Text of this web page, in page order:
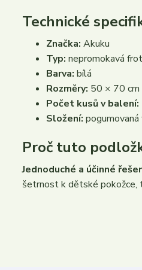
Technické
Značka: Akuku
Typ: nepromokavá
Barva: bílá
Rozměry: 50 × 70 cm
Počet kusů v balení:
Složení:
Proč tuto
Jednoduché a účinné
šetrnost k dětské pokožce,